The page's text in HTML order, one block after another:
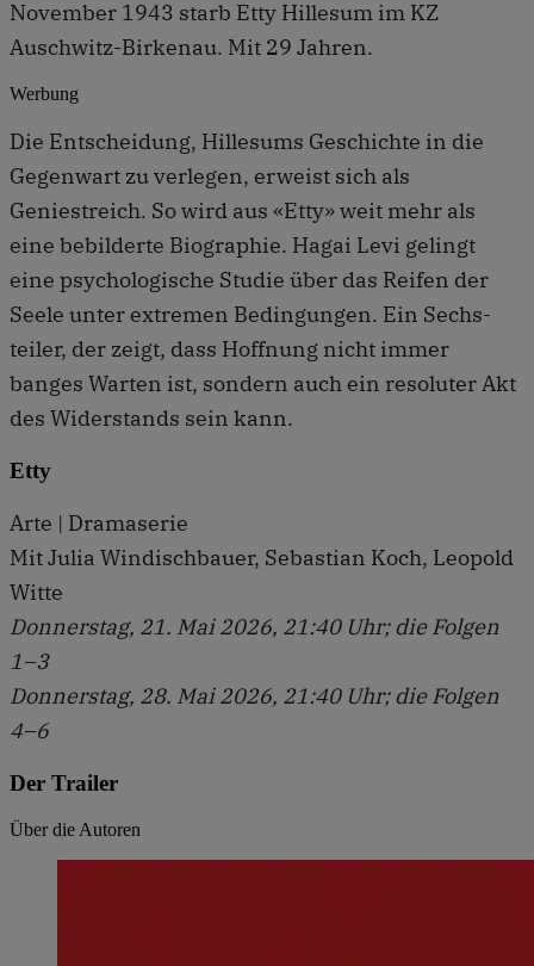
November 1943 starb Etty Hillesum im KZ
Auschwitz-Birkenau. Mit 29 Jahren.
Werbung
Die Entscheidung, Hillesums Geschichte in die
Gegenwart zu verlegen, erweist sich als
Geniestreich. So wird aus «Etty» weit mehr als
eine bebilderte Biographie. Hagai Levi gelingt
eine psychologische Studie über das Reifen der
Seele unter extremen Bedingungen. Ein Sechs­
teiler, der zeigt, dass Hoffnung nicht immer
banges Warten ist, sondern auch ein resoluter Akt
des Widerstands sein kann.
Etty
Arte | Dramaserie
Mit Julia Windischbauer, Sebastian Koch, Leopold
Witte
Donnerstag, 21. Mai 2026, 21:40 Uhr; die Folgen
1–3
Donnerstag, 28. Mai 2026, 21:40 Uhr; die Folgen
4–6
Der Trailer
Über die Autoren